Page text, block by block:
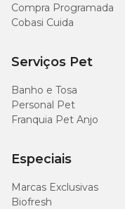
Compra Programada
Cobasi Cuida
Serviços Pet
Banho e Tosa
Personal Pet
Franquia Pet Anjo
Especiais
Marcas Exclusivas
Biofresh